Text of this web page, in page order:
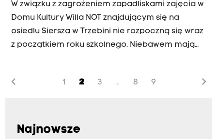
W związku z zagrożeniem zapadliskami zajęcia w
Domu Kultury Willa NOT znajdującym się na
osiedlu Siersza w Trzebini nie rozpoczną się wraz
z początkiem roku szkolnego. Niebawem mają
chevron_left 1 2 3 ... 8 9 chevron_right
Najnowsze